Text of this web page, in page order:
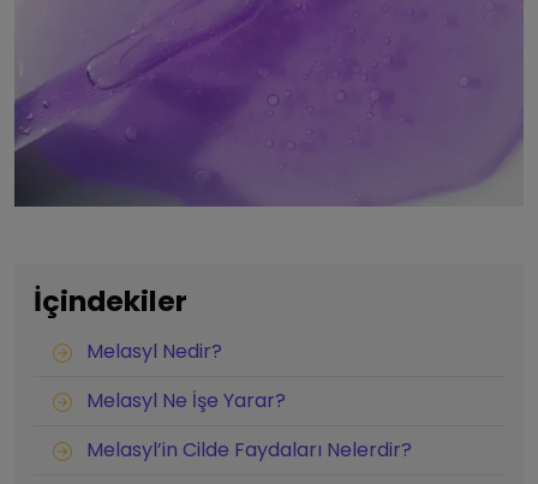
İçindekiler
Melasyl Nedir?
Melasyl Ne İşe Yarar?
Melasyl’in Cilde Faydaları Nelerdir?